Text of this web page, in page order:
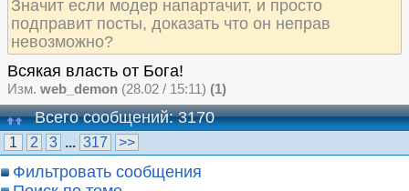
Значит если модер напартачит, и просто
подправит посты, доказать что он неправ
невозможно?
Всякая власть от Бога!
Изм. web_demon (28.02 / 15:11) (1)
Всего сообщений: 3170
1 2 3 ... 317 >>
Фильтровать сообщения